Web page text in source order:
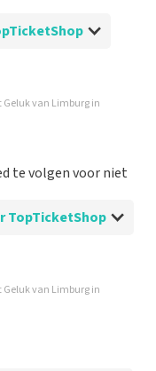
Geluk van Limburg in
te volgen voor niet
TopTicketShop
Geluk van Limburg in